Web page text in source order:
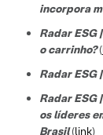
incorpora
Radar ESG
o carrinho?(
Radar ESG
Radar ESG
os líderes
Brasil(link)